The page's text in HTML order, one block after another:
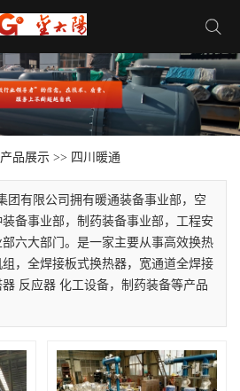
产品展示 >> 四川暖通
团有限公司拥有暖通装备事业部，空
备事业部，制药装备事业部，工程安
六大部门。是一家主要从事高效换热
，全焊接板式换热器，宽通道全焊接
反应器 化工设备，制药装备等产品